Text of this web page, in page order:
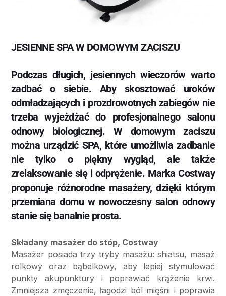
JESIENNE SPA W DOMOWYM ZACISZU
Podczas długich, jesiennych wieczorów warto
zadbać o siebie. Aby skosztować uroków
odmładzających i prozdrowotnych zabiegów nie
trzeba wyjeżdżać do profesjonalnego salonu
odnowy biologicznej. W domowym zaciszu
można urządzić SPA, które umożliwia zadbanie
nie tylko o piękny wygląd, ale także
zrelaksowanie się i odprężenie. Marka Costway
proponuje różnorodne masażery, dzięki którym
przemiana domu w nowoczesny salon odnowy
stanie się banalnie prosta.
Składany masażer do stóp, Costway
Masażer posiada trzy tryby masażu: shiatsu, masaż
rolkowy oraz bąbelkowy, aby lepiej stymulować
punkty akupunktury i poprawiać krążenie krwi.
Zmniejsza zmęczenie, łagodzi ból mięśni i poprawia